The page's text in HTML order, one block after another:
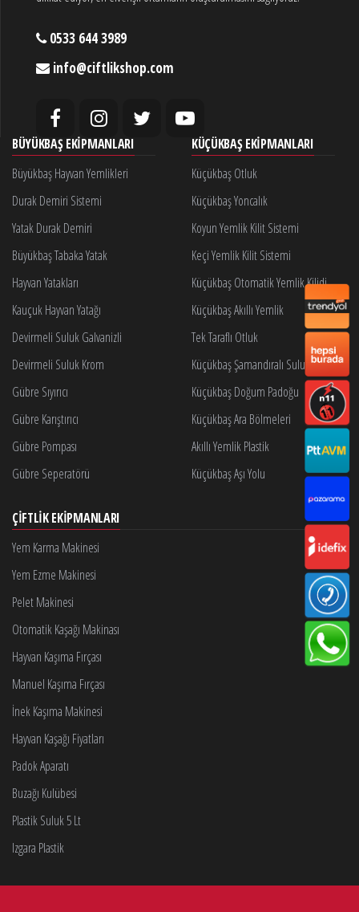
0533 644 3989
info@ciftlikshop.com
BÜYÜKBAŞ EKIPMANLARI
Büyükbaş Hayvan Yemlikleri
Durak Demiri Sistemi
Yatak Durak Demiri
Büyükbaş Tabaka Yatak
Hayvan Yatakları
Kauçuk Hayvan Yatağı
Devirmeli Suluk Galvanizli
Devirmeli Suluk Krom
Gübre Sıyırıcı
Gübre Karıştırıcı
Gübre Pompası
Gübre Seperatörü
KÜÇÜKBAŞ EKIPMANLARI
Küçükbaş Otluk
Küçükbaş Yoncalık
Koyun Yemlik Kilit Sistemi
Keçi Yemlik Kilit Sistemi
Küçükbaş Otomatik Yemlik Kilidi
Küçükbaş Akıllı Yemlik
Tek Taraflı Otluk
Küçükbaş Şamandıralı Suluk
Küçükbaş Doğum Padoğu
Küçükbaş Ara Bölmeleri
Akıllı Yemlik Plastik
Küçükbaş Aşı Yolu
ÇIFTLIK EKIPMANLARI
Yem Karma Makinesi
Yem Ezme Makinesi
Pelet Makinesi
Otomatik Kaşağı Makinası
Hayvan Kaşıma Fırçası
Manuel Kaşıma Fırçası
İnek Kaşıma Makinesi
Hayvan Kaşağı Fiyatları
Padok Aparatı
Buzağı Kulübesi
Plastik Suluk 5 Lt
Izgara Plastik